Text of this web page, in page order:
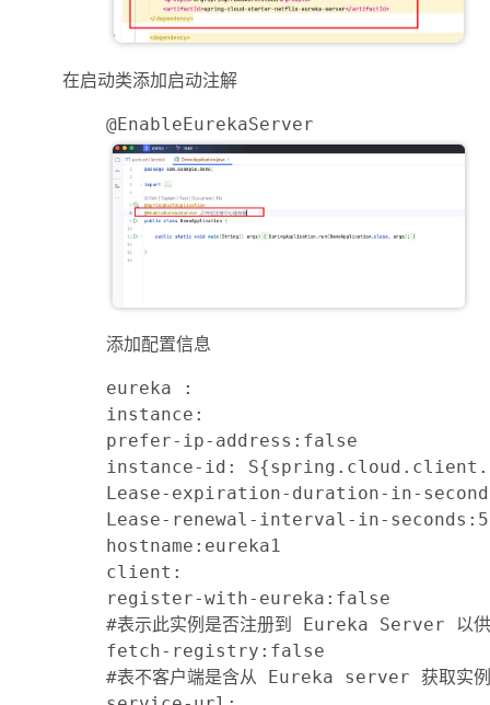
在启动类添加启动注解
@EnableEurekaServer
添加配置信息
eureka :
instance:
prefer-ip-address:false
instance-id:
Lease-expiration-duration-in-
Lease-renewal-interval-in-seconds:5
hostname:eureka1
client:
register-with-eureka:false
#表示此实例是否注册到 Eureka Server 以供
fetch-registry:false
#表不客户端是含从 Eureka server 获取实例